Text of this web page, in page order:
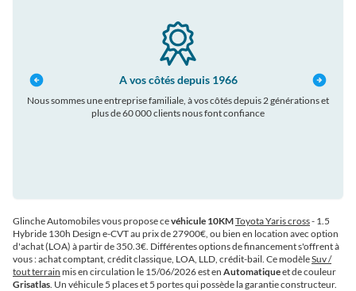
A vos côtés depuis 1966
Nous sommes une entreprise familiale, à vos côtés depuis 2 générations et
plus de 60 000 clients nous font confiance
Glinche Automobiles vous propose cevéhicule 10KMToyota Yaris cross- 1.5
Hybride 130h Design e-CVT au prix de 27900€, ou bien en location avec option
d'achat (LOA) à partir de 350.3€. Différentes options de financement s'offrent à
vous : achat comptant, crédit classique, LOA, LLD, crédit-bail. Ce modèleSuv /
tout terrain mis en circulation le 15/06/2026 est en Automatiqueet de couleur
Grisatlas. Un véhicule 5 places et 5 portes qui possède la garantie constructeur.